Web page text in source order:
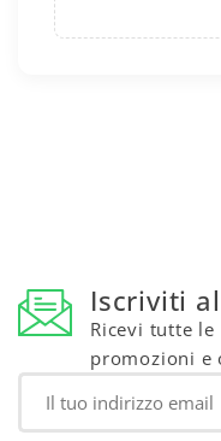
Iscriviti
Ricevi tutte
promozioni e